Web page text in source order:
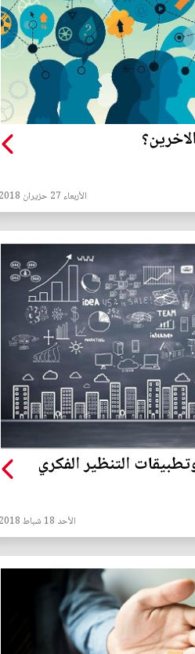
الأربعاء 27 حزيران 2018
التنظير الفكري
الأحد 18 شباط 2018